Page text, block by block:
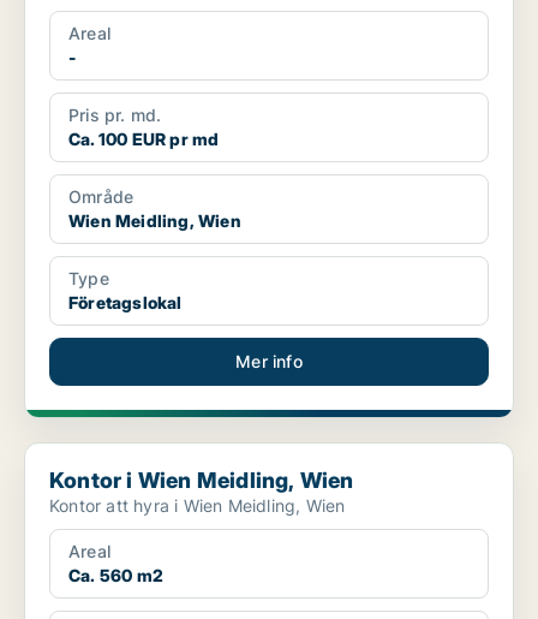
Areal
-
Pris pr. md.
Ca. 100 EUR pr md
Område
Wien Meidling, Wien
Type
Företagslokal
Mer info
Kontor i Wien Meidling, Wien
Kontor i Wien Meidling, Wien
Kontor att hyra i Wien Meidling, Wien
Areal
Ca. 560 m2